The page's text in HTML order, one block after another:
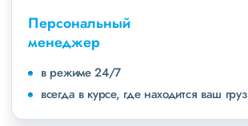
Персональный
менеджер
в режиме 24/7
всегда в курсе, где находится ваш груз